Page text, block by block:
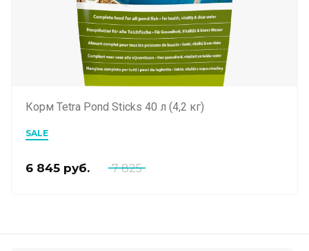
Корм Tetra Pond Sticks 40 л (4,2 кг)
SALE
7 825
6 845 руб.